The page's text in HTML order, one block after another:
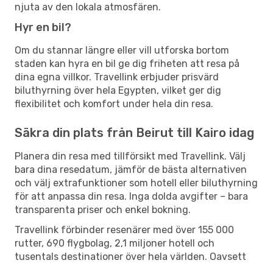
njuta av den lokala atmosfären.
Hyr en bil?
Om du stannar längre eller vill utforska bortom
staden kan hyra en bil ge dig friheten att resa på
dina egna villkor. Travellink erbjuder prisvärd
biluthyrning över hela Egypten, vilket ger dig
flexibilitet och komfort under hela din resa.
Säkra din plats från Beirut till Kairo idag
Planera din resa med tillförsikt med Travellink. Välj
bara dina resedatum, jämför de bästa alternativen
och välj extrafunktioner som hotell eller biluthyrning
för att anpassa din resa. Inga dolda avgifter – bara
transparenta priser och enkel bokning.
Travellink förbinder resenärer med över 155 000
rutter, 690 flygbolag, 2,1 miljoner hotell och
tusentals destinationer över hela världen. Oavsett